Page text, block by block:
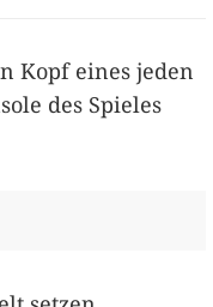
Kopf eines jeden
des Spieles